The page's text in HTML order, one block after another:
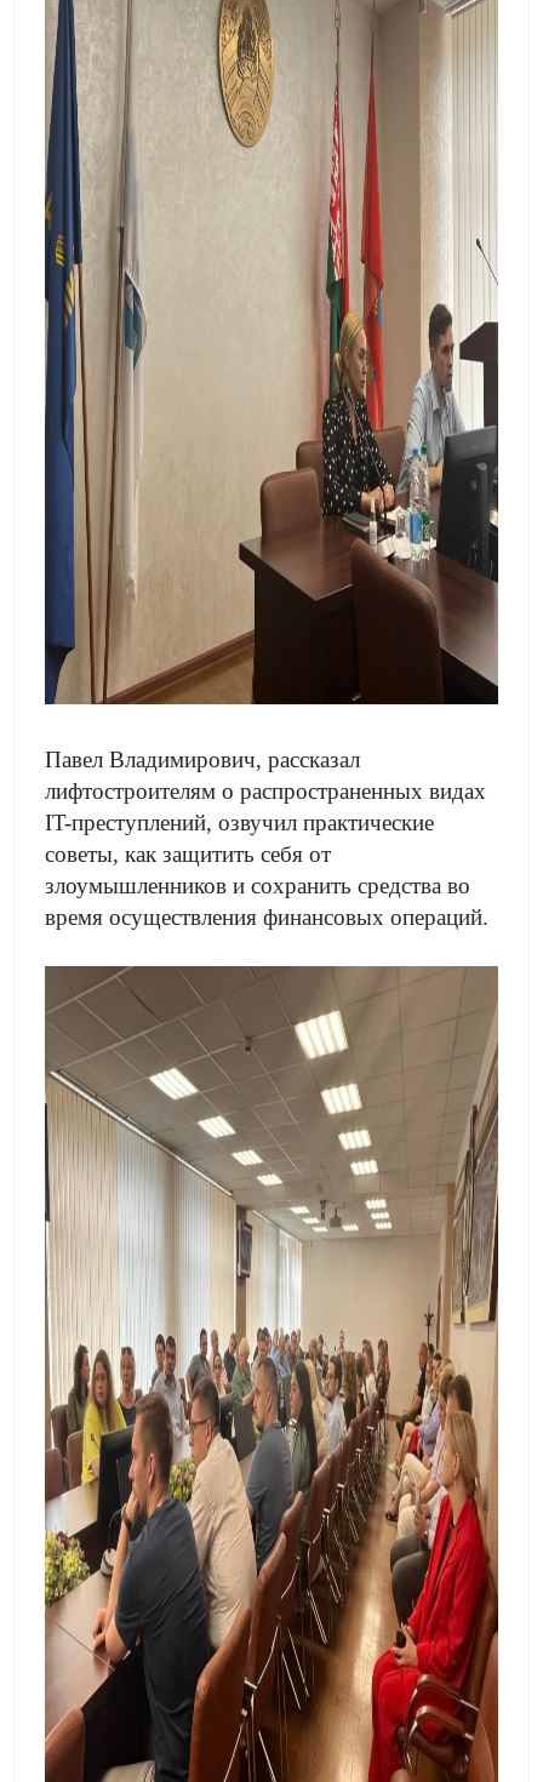
Павел Владимирович, рассказал
лифтостроителям о распространенных видах
IT-преступлений, озвучил практические
советы, как защитить себя от
злоумышленников и сохранить средства во
время осуществления финансовых операций.